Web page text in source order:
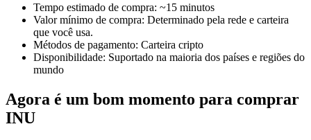
Futuros COIN-M
Futuros de criptomoeda
TradFi
Tempo estimado de compra: ~15 minutos
Valor mínimo de compra: Determinado pela rede e carteira
que você usa.
Métodos de pagamento: Carteira cripto
Disponibilidade: Suportado na maioria dos países e regiões do
mundo
Agora é um bom momento para comprar
INU